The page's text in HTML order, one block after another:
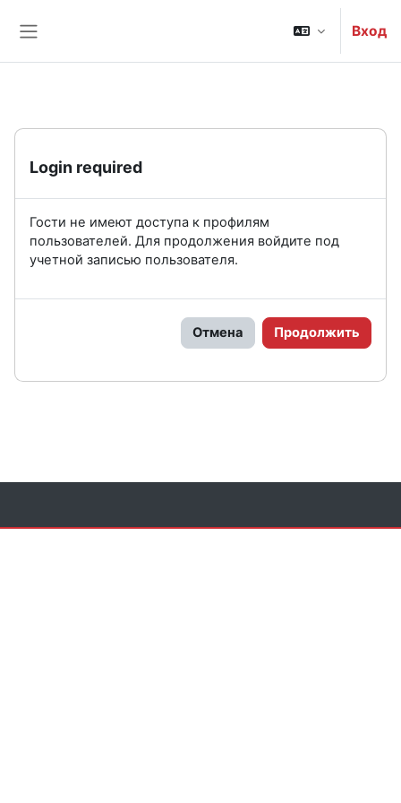
Вход
Login required
Гости не имеют доступа к профилям
пользователей. Для продолжения войдите под
учетной записью пользователя.
Отмена Продолжить